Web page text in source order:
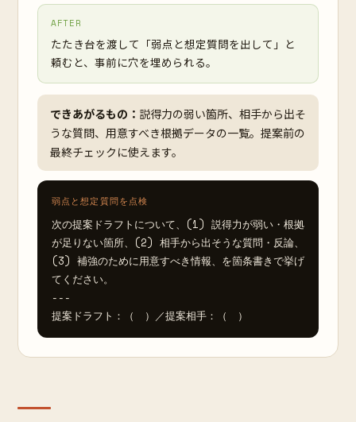
AFTER
たたき台を渡して「弱点と想定質問を出して」と
頼むと、事前に穴を埋められる。
できあがるもの： 説得力の弱い箇所、相手から出そ
うな質問、用意すべき根拠データの一覧。提案前の
最終チェックに使えます。
弱点と想定質問を点検
次の提案ドラフトについて、(1) 説得力が弱い・根拠
が足りない箇所、(2) 相手から出そうな質問・反論、
(3) 補強のために用意すべき情報、を箇条書きで挙げ
てください。
---
提案ドラフト：（　）／提案相手：（　）